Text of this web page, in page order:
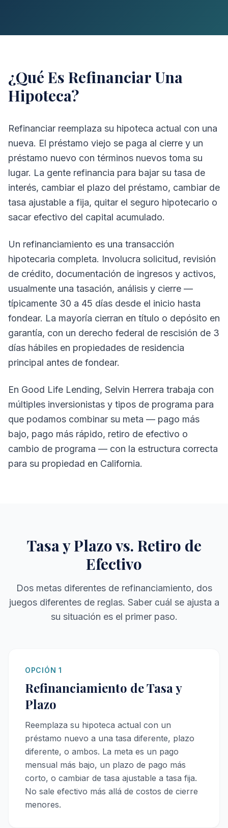
¿Qué Es Refinanciar Una
Hipoteca?
Refinanciar reemplaza su hipoteca actual con una
nueva. El préstamo viejo se paga al cierre y un
préstamo nuevo con términos nuevos toma su
lugar. La gente refinancia para bajar su tasa de
interés, cambiar el plazo del préstamo, cambiar de
tasa ajustable a fija, quitar el seguro hipotecario o
sacar efectivo del capital acumulado.
Un refinanciamiento es una transacción
hipotecaria completa. Involucra solicitud, revisión
de crédito, documentación de ingresos y activos,
usualmente una tasación, análisis y cierre —
típicamente 30 a 45 días desde el inicio hasta
fondear. La mayoría cierran en título o depósito en
garantía, con un derecho federal de rescisión de 3
días hábiles en propiedades de residencia
principal antes de fondear.
En Good Life Lending, Selvin Herrera trabaja con
múltiples inversionistas y tipos de programa para
que podamos combinar su meta — pago más
bajo, pago más rápido, retiro de efectivo o
cambio de programa — con la estructura correcta
para su propiedad en California.
Tasa y Plazo vs. Retiro de
Efectivo
Dos metas diferentes de refinanciamiento, dos
juegos diferentes de reglas. Saber cuál se ajusta a
su situación es el primer paso.
OPCIÓN 1
Refinanciamiento de Tasa y
Plazo
Reemplaza su hipoteca actual con un
préstamo nuevo a una tasa diferente, plazo
diferente, o ambos. La meta es un pago
mensual más bajo, un plazo de pago más
corto, o cambiar de tasa ajustable a tasa fija.
No sale efectivo más allá de costos de cierre
menores.